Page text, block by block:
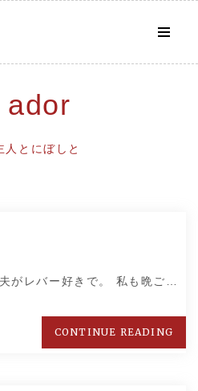
ador
人とにぼしと
がレバー好きで。 私も晩ご…
CONTINUE READING